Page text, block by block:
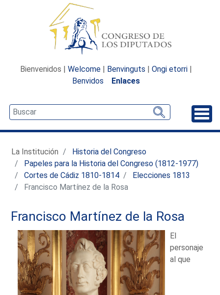
Bienvenidos | Welcome | Benvinguts | Ongi etorri |
Benvidos
Enlaces
La Institución
Historia del Congreso
Papeles para la Historia del Congreso (1812-1977)
Cortes de Cádiz 1810-1814
Elecciones 1813
Francisco Martínez de la Rosa
Francisco Martínez de la Rosa
El
personaje
al que